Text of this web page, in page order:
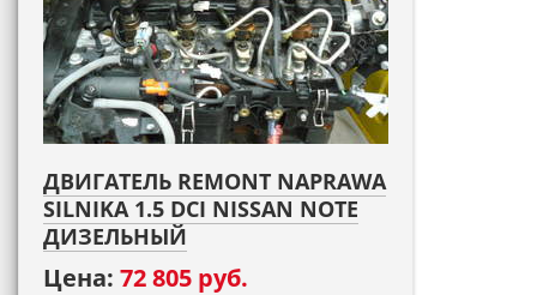
ДВИГАТЕЛЬ REMONT NAPRAWA
SILNIKA 1.5 DCI NISSAN NOTE
ДИЗЕЛЬНЫЙ
Цена: 72 805 руб.